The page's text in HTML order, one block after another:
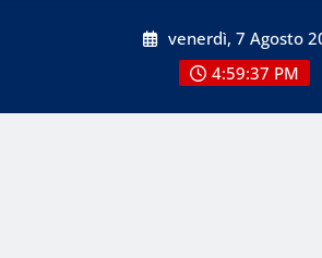
venerdì, 7 Agosto
4:59:37 PM